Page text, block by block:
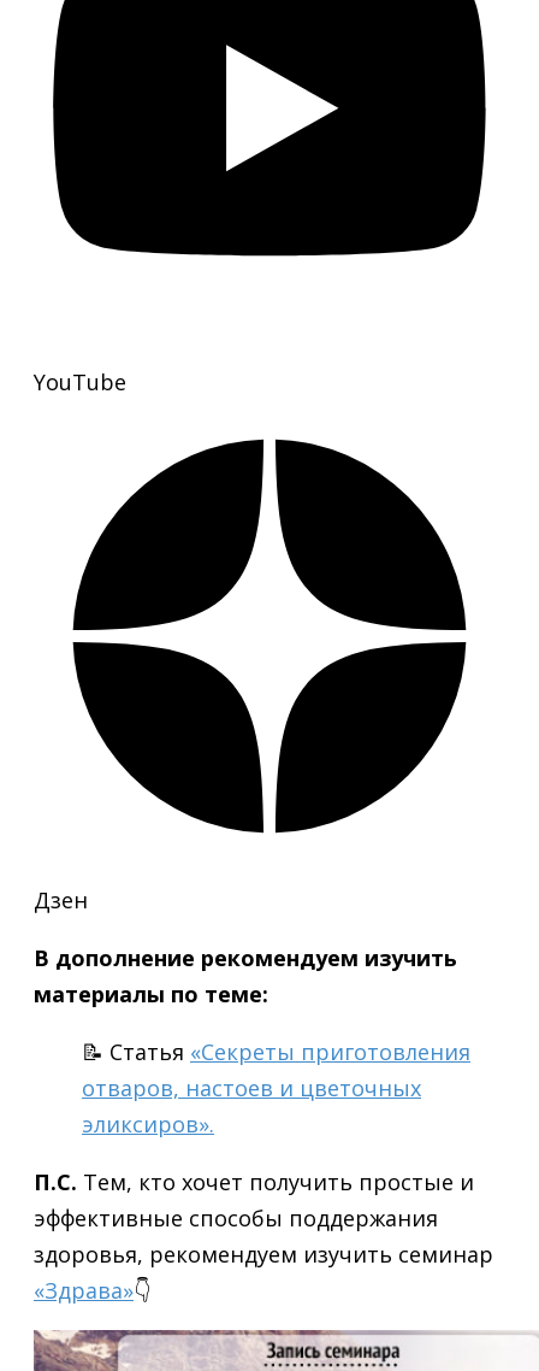
YouTube
Дзен
В дополнение рекомендуем изучить
материалы по теме:
📝 Статья «Секреты приготовления
отваров, настоев и цветочных
эликсиров».
П.С. Тем, кто хочет получить простые и
эффективные способы поддержания
здоровья, рекомендуем изучить семинар
«Здрава»👇